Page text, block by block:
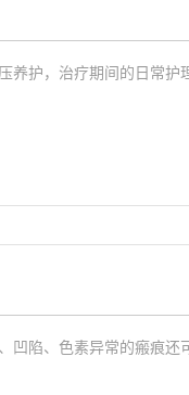
养护，治疗期间的日常护
凹陷、色素异常的瘢痕还